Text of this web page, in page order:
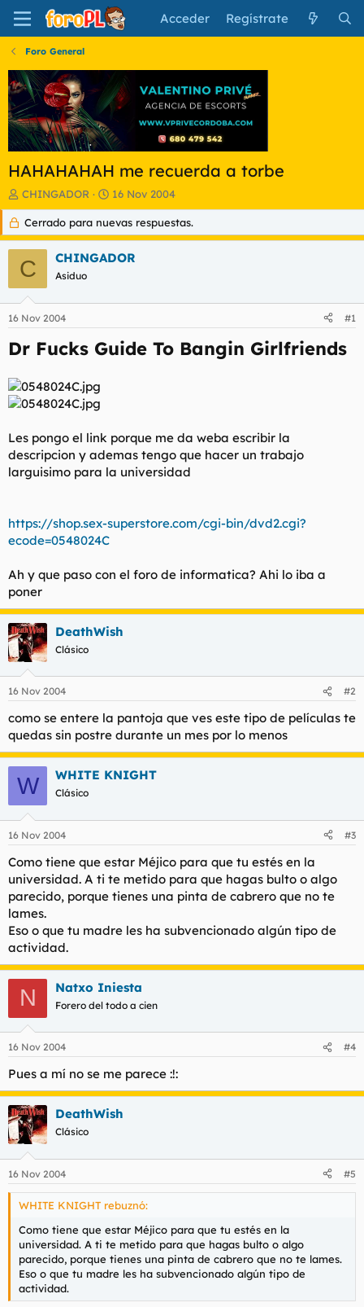
Acceder Regístrate
Foro General
HAHAHAHAH me recuerda a torbe
I
n
c
i
a
d
o
d
l
e
m
a
CHINGADOR
F
e
c
h
a
d
i
i
16 Nov 2004
Cerrado para nuevas respuestas.
C CHINGADOR
Asiduo
16 Nov 2004 #1
Dr Fucks Guide To Bangin Girlfriends
Les pongo el link porque me da weba escribir la
descripcion y ademas tengo que hacer un trabajo
larguisimo para la universidad
https://shop.sex-superstore.com/cgi-bin/dvd2.cgi?
ecode=0548024C
Ah y que paso con el foro de informatica? Ahi lo iba a
poner
DeathWish
Clásico
16 Nov 2004 #2
como se entere la pantoja que ves este tipo de películas te
quedas sin postre durante un mes por lo menos
W WHITE KNIGHT
Clásico
16 Nov 2004 #3
Como tiene que estar Méjico para que tu estés en la
universidad. A ti te metido para que hagas bulto o algo
parecido, porque tienes una pinta de cabrero que no te
lames.
Eso o que tu madre les ha subvencionado algún tipo de
actividad.
N Natxo Iniesta
Forero del todo a cien
16 Nov 2004 #4
Pues a mí no se me parece :!:
DeathWish
Clásico
16 Nov 2004 #5
WHITE KNIGHT rebuznó:
Como tiene que estar Méjico para que tu estés en la
universidad. A ti te metido para que hagas bulto o algo
parecido, porque tienes una pinta de cabrero que no te lames.
Eso o que tu madre les ha subvencionado algún tipo de
actividad.